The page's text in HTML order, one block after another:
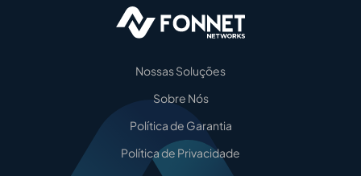
Nossas Soluções
Sobre Nós
Política de Garantia
Política de Privacidade